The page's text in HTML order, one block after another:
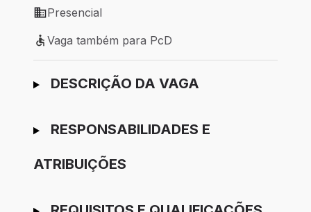
Modelo de trabalho: Presencial
Presencial
Vaga também para PcD
Vaga também para PcD
Ir para candidatura
DESCRIÇÃO DA VAGA
RESPONSABILIDADES E
ATRIBUIÇÕES